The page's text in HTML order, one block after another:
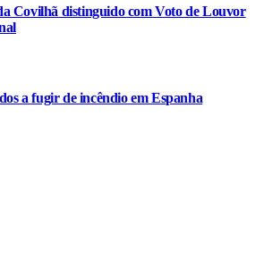
Covilhã distinguido com Voto de Louvor
a fugir de incêndio em Espanha